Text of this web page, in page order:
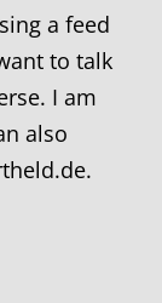
a feed
to talk
I am
also